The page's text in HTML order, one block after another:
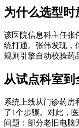
为什么选型时
该医院信息科主任张
统打通。张伟发现，
规则引擎自动校验药
从试点科室到
系统上线从门诊药房
了1个步骤。对此，
问题：部分老旧电脑